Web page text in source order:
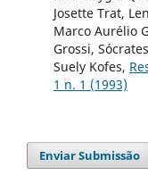
Josette Trat,
Marco Aurélio
Grossi,
Suely Kofes,
1 n. 1 (1993)
Enviar Submissão